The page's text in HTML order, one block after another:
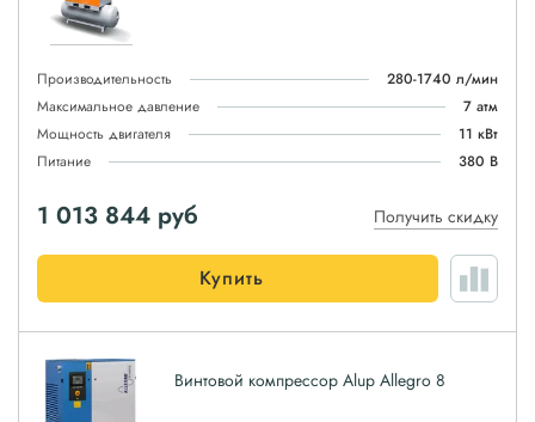
Производительность
280-1740 л/мин
Максимальное давление
7 атм
Мощность двигателя
11 кВт
Питание
380 В
1 013 844 руб Получить скидку
Купить
Винтовой компрессор Alup Allegro 8